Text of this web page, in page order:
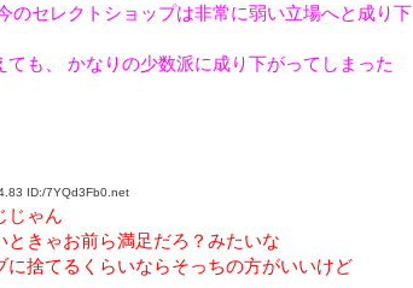
のセレクトショップは非常に弱い立場へと成り下
も、 かなりの少数派に成り下がってしまった
ID:/7YQd3Fb0.net
じゃん
きゃお前ら満足だろ？みたいな
に捨てるくらいならそっちの方がいいけど